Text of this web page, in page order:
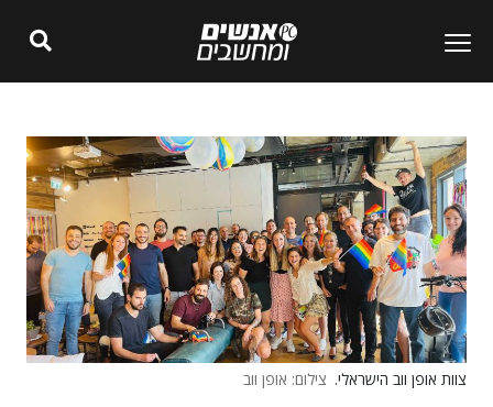
צוות אופן ווב הישראלי. צילום: אופן ווב